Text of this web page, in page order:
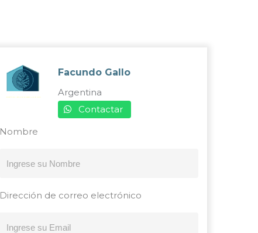
Facundo Gallo
Argentina
Contactar
Nombre
Dirección de correo electrónico